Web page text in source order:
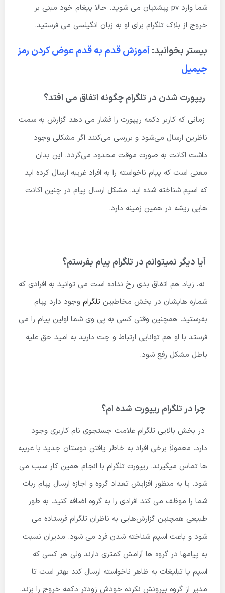
شما وارد pv پیشتیان می شوید. حالا پیغام خود مبنی بر
خروج از بلاک تلگرام برای او به زبان انگیلسی می فرستید.
بیستر بخوانید:آموزش قدم به قدم عوض کردن رمز
جیمیل
ریپورت شدن در تلگرام چگونه اتفاق می افتد؟
زمانی که کاربر دکمه ریپورت را فشار می دهد گزارش به سمت
ناظرین ارسال می‌شود و بررسی می‌کنند اگر مشکلی وجود
داشت اکانت به صورت موقت محدود می‌گردد. این بدان
معنی است که پیام ناخواسته را به افراد غریبه ارسال کرده اید
که اسپم شناخته شده اید. مشکل ارسال پیام در چنین اکانت
هایی ریشه در همین زمینه دارد.
آیا دیگر نمیتوانم در تلگرام پیام بفرستم؟
نه، زیاد هم اتفاق بدی رخ نداده است می توانید به افرادی که
شماره هایشان در بخش مخاطبین تلگرام وجود دارد پیام
بفرستید. همچنین وقتی کسی به پی وی شما اولین پیام را می
فرستد با او هم توانایی ارتباط و چت دارید به امید حق علیه
باطل مشکل رفع شود.
چرا در تلگرام ریپورت شده ام؟
در بخش بالایی تلگرام علامت جستجوی نام کاربری وجود
دارد. معمولاً برخی افراد به خاطر یافتن دوستان جدید با غریبه
ها تماس میگیرند. ریپورت تلگرام با انجام همین کار سبب می
شود. یا به منظور افزایش تعداد گروه و اجازه ارسال پیام ربات
شما را موظف می کند افرادی را به گروه اضافه کنید. به طور
طبیعی همچنین گزارش‌هایی به ناظران تلگرام فرستاده می
شود و باعث اسپم شناخته شدن فرد می شود. مدیران نسبت
به پیامها در گروه ها آرامش کمتری دارند ولی هر کسی که
اسپم یا تبلیغات به ظاهر ناخواسته ارسال کند بهتر است تا
مدیر از گروه بیرونش نکرده خودش زودتر دکمه خروج را بزند.